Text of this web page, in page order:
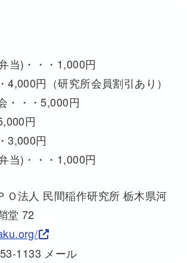
当)・・・1,000円
円（研究所会員割引あり）
・・・5,000円
円
3,000円
当)・・・1,000円
Ｏ法人 民間稲作研究所 栃木県河
堂 72
1133 メール